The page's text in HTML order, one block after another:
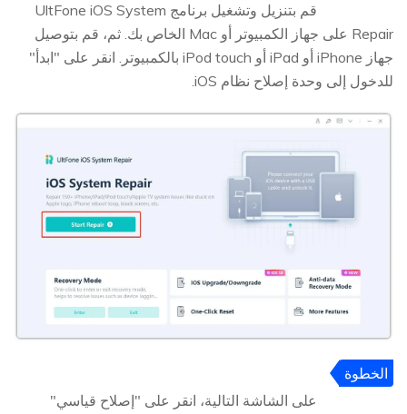
قم بتنزيل وتشغيل برنامج UltFone iOS System
Repair على جهاز الكمبيوتر أو Mac الخاص بك. ثم، قم بتوصيل
جهاز iPhone أو iPad أو iPod touch بالكمبيوتر. انقر على "ابدأ"
للدخول إلى وحدة إصلاح نظام iOS.
الخطوة
على الشاشة التالية، انقر على "إصلاح قياسي"